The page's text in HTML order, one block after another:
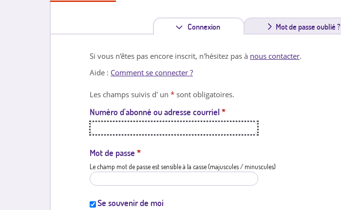
Connexion
n
l
e
Mot de passe oublié ?
Si vous n'êtes pas encore inscrit, n'hésitez pas à nous contacter.
Aide : Comment se connecter ?
Les champs suivis d' un * sont obligatoires.
Numéro d'abonné ou adresse courriel *
Mot de passe *
Le champ mot de passe est sensible à la casse (majuscules / minuscules)
Se souvenir de moi